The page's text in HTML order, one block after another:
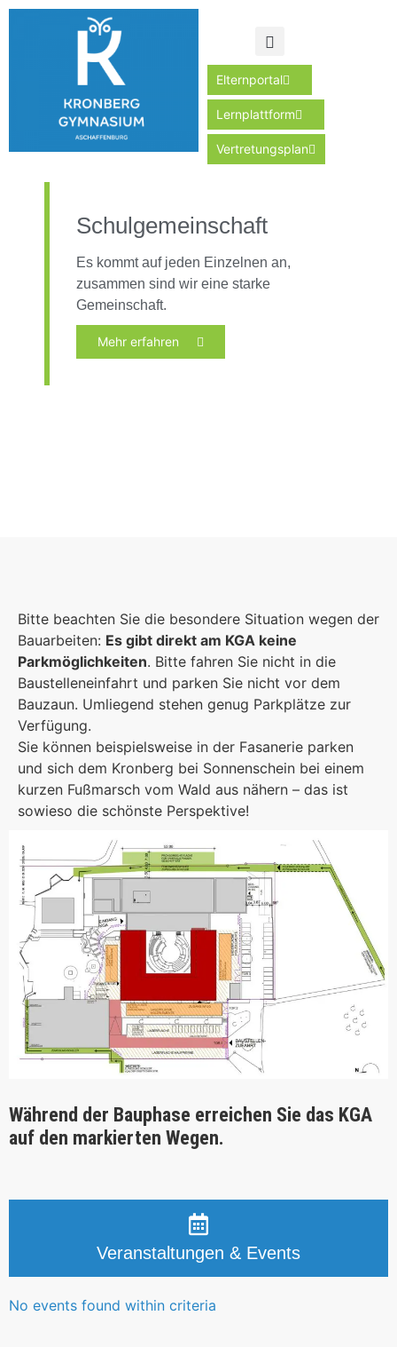
Elternportal
Lernplattform
Vertretungsplan
Schulgemeinschaft
Es kommt auf jeden Einzelnen an,
zusammen sind wir eine starke
Gemeinschaft.
Mehr erfahren
Bitte beachten Sie die besondere Situation wegen der
Bauarbeiten: Es gibt direkt am KGA keine
Parkmöglichkeiten. Bitte fahren Sie nicht in die
Baustelleneinfahrt und parken Sie nicht vor dem
Bauzaun. Umliegend stehen genug Parkplätze zur
Verfügung.
Sie können beispielsweise in der Fasanerie parken
und sich dem Kronberg bei Sonnenschein bei einem
kurzen Fußmarsch vom Wald aus nähern – das ist
sowieso die schönste Perspektive!
Während der Bauphase erreichen Sie das KGA
auf den markierten Wegen.
Veranstaltungen & Events
No events found within criteria